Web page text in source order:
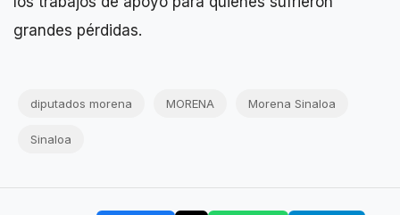
grandes pérdidas.
diputados morena MORENA Morena Sinaloa
Sinaloa